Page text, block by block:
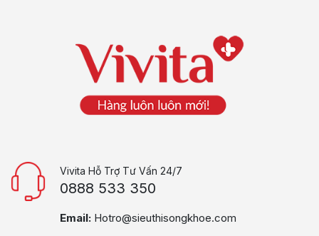
Vivita Hỗ Trợ Tư Vấn 24/7
0888 533 350
Email: Hotro@sieuthisongkhoe.com